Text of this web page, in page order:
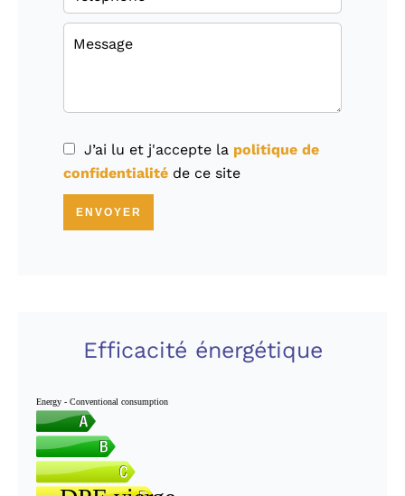
J’ai lu et j'accepte la politique de
confidentialité de ce site
ENVOYER
Efficacité énergétique